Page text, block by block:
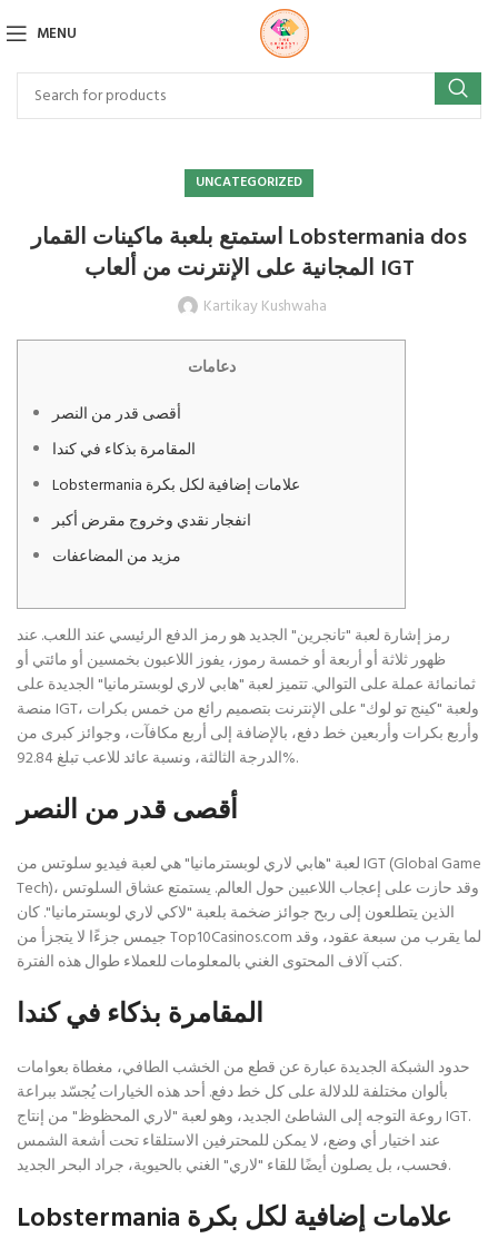
MENU
UNCATEGORIZED
استمتع بلعبة ماكينات القمار Lobstermania dos
المجانية على الإنترنت من ألعاب IGT
Kartikay Kushwaha
دعامات
أقصى قدر من النصر
المقامرة بذكاء في كندا
Lobstermania علامات إضافية لكل بكرة
انفجار نقدي وخروج مقرض أكبر
مزيد من المضاعفات
رمز إشارة لعبة "تانجرين" الجديد هو رمز الدفع الرئيسي عند اللعب. عند
ظهور ثلاثة أو أربعة أو خمسة رموز، يفوز اللاعبون بخمسين أو مائتي أو
ثمانمائة عملة على التوالي.تتميز لعبة "هابي لاري لوبسترمانيا" الجديدة على
منصة IGT، ولعبة "كينج تو لوك" على الإنترنت بتصميم رائع من خمس بكرات
وأربع بكرات وأربعين خط دفع، بالإضافة إلى أربع مكافآت، وجوائز كبرى من
الدرجة الثالثة، ونسبة عائد للاعب تبلغ 92.84%.
أقصى قدر من النصر
لعبة "هابي لاري لوبسترمانيا" هي لعبة فيديو سلوتس من IGT (Global Game
Tech)، وقد حازت على إعجاب اللاعبين حول العالم. يستمتع عشاق السلوتس
الذين يتطلعون إلى ربح جوائز ضخمة بلعبة "لاكي لاري لوبسترمانيا". كان
جيمس جزءًا لا يتجزأ من Top10Casinos.com لما يقرب من سبعة عقود، وقد
كتب آلاف المحتوى الغني بالمعلومات للعملاء طوال هذه الفترة.
المقامرة بذكاء في كندا
حدود الشبكة الجديدة عبارة عن قطع من الخشب الطافي، مغطاة بعوامات
بألوان مختلفة للدلالة على كل خط دفع. أحد هذه الخيارات يُجسّد ببراعة
روعة التوجه إلى الشاطئ الجديد، وهو لعبة "لاري المحظوظ" من إنتاج IGT.
عند اختيار أي وضع، لا يمكن للمحترفين الاستلقاء تحت أشعة الشمس
فحسب، بل يصلون أيضًا للقاء "لاري" الغني بالحيوية، جراد البحر الجديد.
Lobstermania علامات إضافية لكل بكرة